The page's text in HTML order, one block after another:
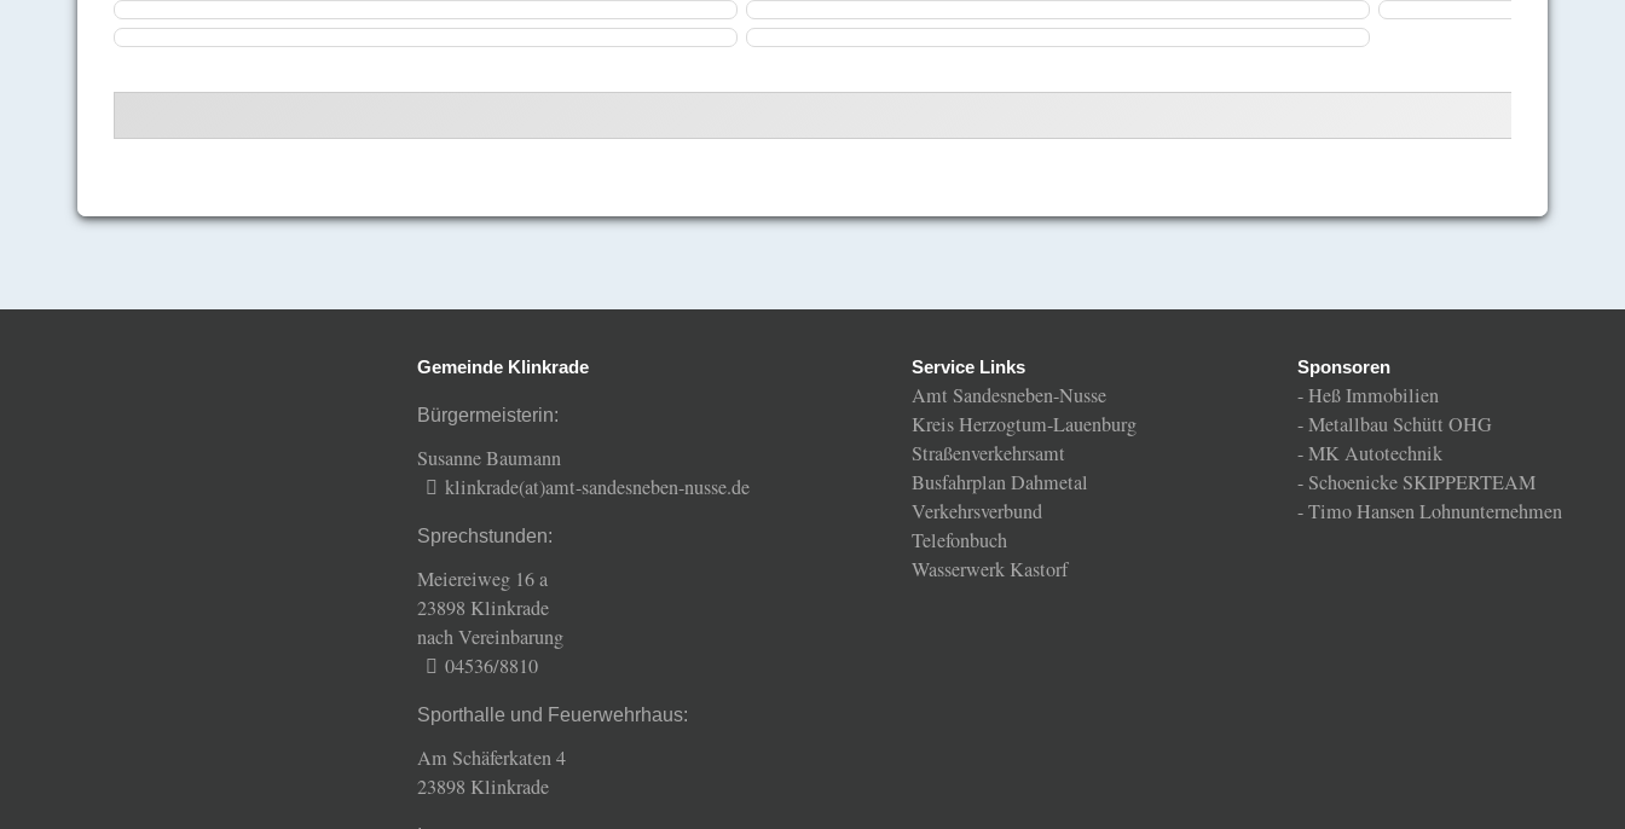
Gemeinde Klinkrade
Bürgermeisterin:
Susanne Baumann
klinkrade(at)amt-sandesneben-nusse.de
Sprechstunden:
Meiereiweg 16 a
23898 Klinkrade
nach Vereinbarung
04536/8810
Sporthalle und Feuerwehrhaus:
Am Schäferkaten 4
23898 Klinkrade
Service Links
Amt Sandesneben-Nusse
Kreis Herzogtum-Lauenburg
Straßenverkehrsamt
Busfahrplan Dahmetal
Verkehrsverbund
Telefonbuch
Wasserwerk Kastorf
Sponsoren
-Heß Immobilien
-Metallbau Schütt OHG
-MK Autotechnik
- Schoenicke SKIPPERTEAM
-Timo Hansen Lohnunternehmen